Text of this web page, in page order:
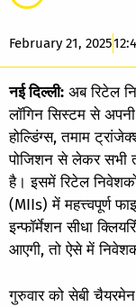
February 21, 2025
नई दिल्ली: अब रिटेल
लॉगिन सिस्टम से अपनी
होल्डिंग्स, तमाम
पोजिशन से लेकर सभी
है। इसमें रिटेल
(MIIs) में महत्त्वपूर्ण
इन्फॉर्मेशन सीधा
आएगी, तो ऐसे में
गुरुवार को सेबी